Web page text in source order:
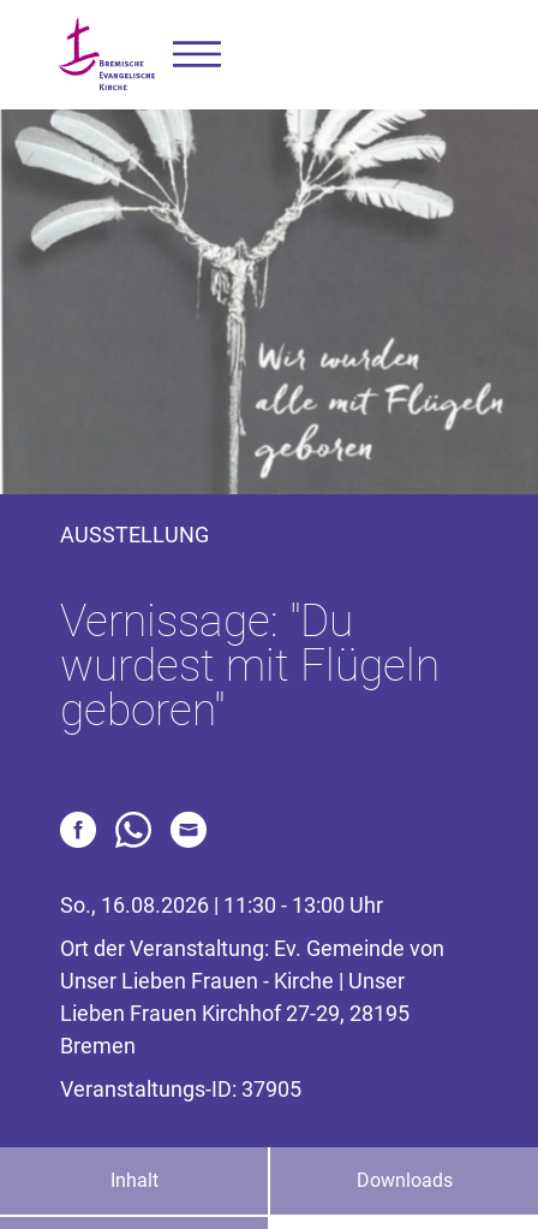
AUSSTELLUNG
Vernissage: "Du
wurdest mit Flügeln
geboren"
So., 16.08.2026 | 11:30 - 13:00 Uhr
Ort der Veranstaltung: Ev. Gemeinde von
Unser Lieben Frauen - Kirche | Unser
Lieben Frauen Kirchhof 27-29, 28195
Bremen
Veranstaltungs-ID: 37905
Inhalt Downloads